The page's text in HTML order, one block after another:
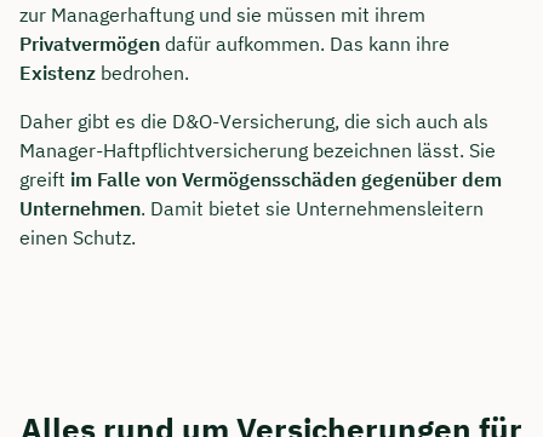
zur Managerhaftung und sie müssen mit ihrem
Privatvermögen dafür aufkommen. Das kann ihre
Existenz bedrohen.
Daher gibt es die D&O-Versicherung, die sich auch als
Manager-Haftpflichtversicherung bezeichnen lässt. Sie
greift im Falle von Vermögensschäden gegenüber dem
Unternehmen. Damit bietet sie Unternehmensleitern
einen Schutz.
Alles rund um Versicherungen für